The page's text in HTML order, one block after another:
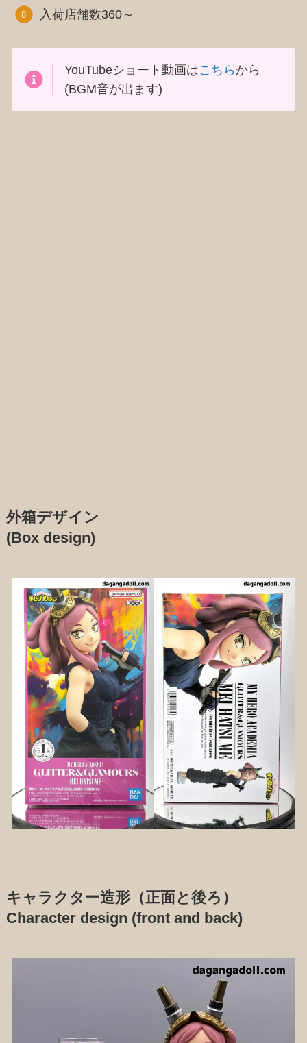
入荷店舗数360～
YouTubeショート動画はこちら から
(BGM音が出ます)
外箱デザイン
(Box design)
キャラクター造形（正面と後ろ）
Character design (front and back)